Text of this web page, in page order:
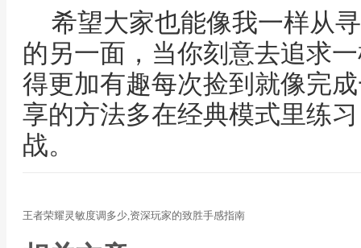
希望大家也能像我一样从
的另一面，当你刻意去追求
得更加有趣每次捡到就像完
享的方法多在经典模式里练
战。
王者荣耀灵敏度调多少,资深玩家的致胜手感指南